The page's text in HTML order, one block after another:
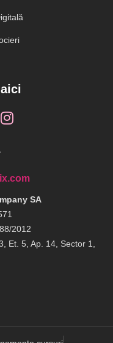
SA
2012
Et. 5, Ap. 14, Sector 1,